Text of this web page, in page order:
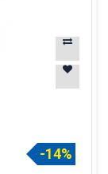
-14%